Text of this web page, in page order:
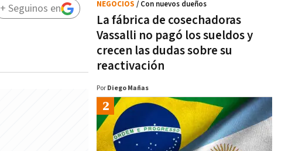
+ Seguinos en
La fábrica de cosechadoras
Vassalli no pagó los sueldos y
crecen las dudas sobre su
reactivación
NEGOCIOS / Con nuevos dueños
Por Diego Mañas